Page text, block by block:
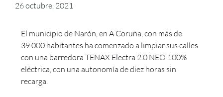
26 octubre, 2021
El municipio de Narón, en A Coruña, con más de
39.000 habitantes ha comenzado a limpiar sus calles
con una barredora TENAX Electra 2.0 NEO 100%
eléctrica, con una autonomía de diez horas sin
recarga.